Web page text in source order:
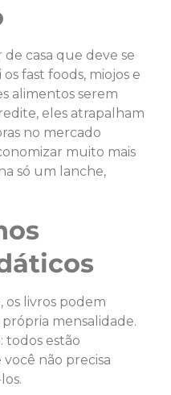
de casa que deve se
fast foods, miojos e
alimentos serem
eles atrapalham
no mercado
muito mais
só um lanche,
livros podem
mensalidade.
todos estão
não precisa